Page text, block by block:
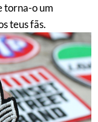
torna-o um
teus fãs.